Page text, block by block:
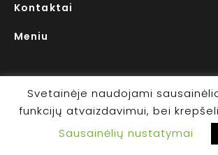
Kontaktai
Meniu
Copyright © 2026 www.RedLips.lt
d.d.
Svetainėje naudojami
funkcijų atvaizdavimui, bei
Sausainėlių nustatymai